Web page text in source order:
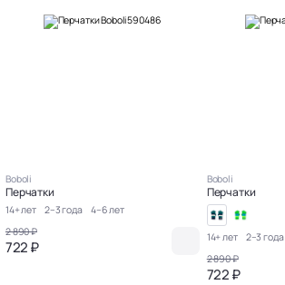
Boboli
Перчатки
14+ лет 2–3 года
4–6 лет
2 890 ₽
722 ₽
Boboli
Перчатки
14+ лет 2–3 года
2 890 ₽
722 ₽